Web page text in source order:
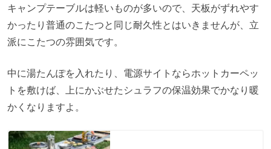
キャンプテーブルは軽いものが多いので、天板がずれやす
かったり普通のこたつと同じ耐久性とはいきませんが、立
派にこたつの雰囲気です。
中に湯たんぽを入れたり、電源サイトならホットカーペッ
トを敷けば、上にかぶせたシュラフの保温効果でかなり暖
かくなりますよ。